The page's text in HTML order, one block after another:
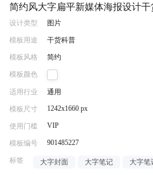
简约风大字扁平新媒体海报设计
设计类型 图片
模板用途 干货科普
模板风格 简约
模板颜色
适用行业 通用
模板尺寸 1242x1660 px
使用门槛 VIP
模板编号 901485227
标签 大字封面 大字笔记 大字笔